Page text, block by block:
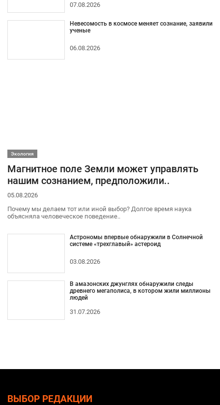
07.08.2026
Невесомость в космосе меняет сознание, заявили
ученые
06.08.2026
Экология
Магнитное поле Земли может управлять
нашим сознанием, предположили..
05.08.2026
Почему мы делаем тот или иной выбор? Долгое время наука
объясняла человеческое поведение..
Астрономы впервые обнаружили в Солнечной
системе «трехглавый» астероид
03.08.2026
В амазонских джунглях обнаружили следы
древнего мегаполиса, в котором жили миллионы
людей
31.07.2026
ВЫБОР РЕДАКЦИИ